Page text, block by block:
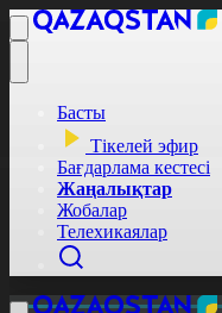
Басты
Тікелей эфир
Бағдарлама кестесі
Жаңалықтар
Жобалар
Телехикаялар